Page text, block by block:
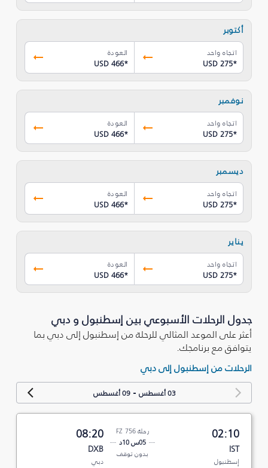
أكتوبر
اتجاه واحد
USD 275*
العودة
USD 466*
نوفمبر
اتجاه واحد
USD 275*
العودة
USD 466*
ديسمبر
اتجاه واحد
USD 275*
العودة
USD 466*
يناير
اتجاه واحد
USD 275*
العودة
USD 466*
جدول الرحلات الأسبوعي بين إسطنبول و دبي
أعثر على الموعد المثالي للرحلة من إسطنبول إلى دبي بما
يتوافق مع برنامجك.
الرحلات من إسطنبول إلى دبي
03 أغسطس -09 أغسطس
02:10
IST
إسطنبول
رحلة FZ 756
05س 10د
بدون توقف
08:20
DXB
دبي